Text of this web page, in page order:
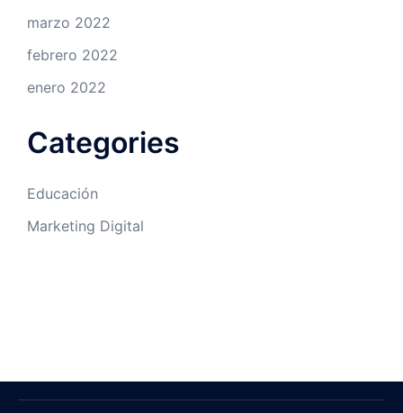
marzo 2022
febrero 2022
enero 2022
Categories
Educación
Marketing Digital